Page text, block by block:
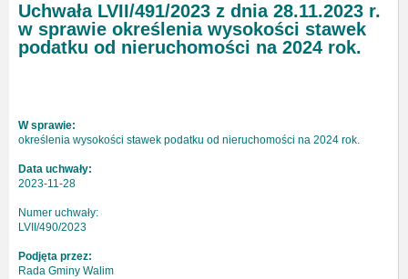
Uchwała LVII/491/2023 z dnia 28.11.2023 r.
w sprawie określenia wysokości stawek
podatku od nieruchomości na 2024 rok.
W sprawie:
określenia wysokości stawek podatku od nieruchomości na 2024 rok.
Data uchwały:
2023-11-28
Numer uchwały:
LVII/490/2023
Podjęta przez:
Rada Gminy Walim